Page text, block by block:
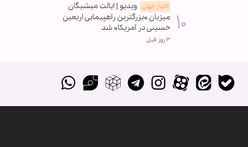
اخبار جهان ویدیو | ایالت میشیگان
میزبان »بزرگترین راهپیمایی اربعین
حسینی در آمریکا« شد
۳ روز قبل